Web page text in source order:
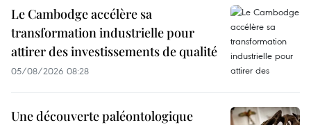
Le Cambodge accélère sa
transformation industrielle pour
attirer des investissements de qualité
05/08/2026 08:28
Une découverte paléontologique